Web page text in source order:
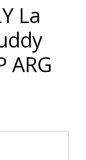
La
ARG